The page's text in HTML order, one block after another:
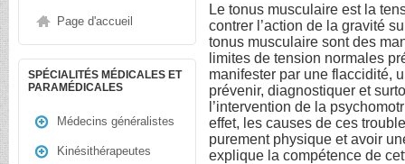
Page d'accueil
SPÉCIALITÉS MÉDICALES ET
PARAMÉDICALES
Médecins généralistes
Kinésithérapeutes
Le tonus musculaire est la
contrer l’action de la gravité
tonus musculaire sont des
limites de tension normales
manifester par une flaccidité,
prévenir, diagnostiquer et
l’intervention de la
effet, les causes de ces
purement physique et avoir
explique la compétence de